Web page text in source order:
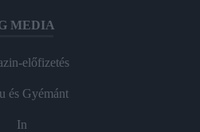
MEDIA
előfizetés
és Gyémánt
In